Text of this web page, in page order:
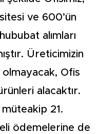
ve 600’ün
alımları
Üreticimizin
Ofis
alacaktır.
21.
ödemelerine de